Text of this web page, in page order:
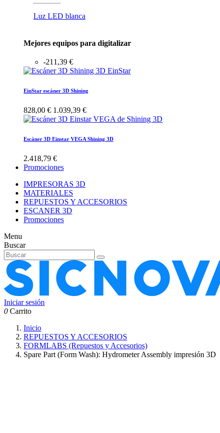
Luz LED blanca
Mejores equipos para digitalizar
-211,39 €
EinStar escáner 3D Shining
828,00 € 1.039,39 €
Escáner 3D Einstar VEGA Shining 3D
2.418,79 €
Promociones
IMPRESORAS 3D
MATERIALES
REPUESTOS Y ACCESORIOS
ESCANER 3D
Promociones
Menu
Buscar
Iniciar sesión
0 Carrito
Inicio
REPUESTOS Y ACCESORIOS
FORMLABS (Repuestos y Accesorios)
Spare Part (Form Wash): Hydrometer Assembly impresión 3D